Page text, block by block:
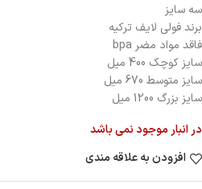
سه سایز
برند فولی لایف ترکیه
فاقد مواد مضر bpa
سایز کوچک 400 میل
سایز متوسط 670 میل
سایز بزرگ 1200 میل
در انبار موجود نمی باشد
افزودن به علاقه مندی